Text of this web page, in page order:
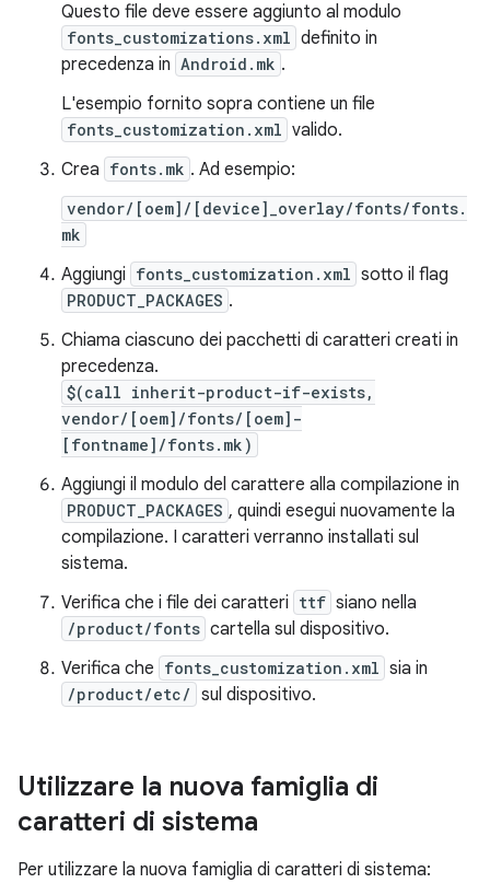
Questo file deve essere aggiunto al modulo
fonts_customizations.xml definito in
precedenza in Android.mk .
L'esempio fornito sopra contiene un file
fonts_customization.xml valido.
Crea fonts.mk . Ad esempio:
vendor/[oem]/[device]_overlay/fonts/fonts.
mk
Aggiungi fonts_customization.xml sotto il flag
PRODUCT_PACKAGES .
Chiama ciascuno dei pacchetti di caratteri creati in
precedenza.
$(call inherit-product-if-exists,
vendor/[oem]/fonts/[oem]-
[fontname]/fonts.mk)
Aggiungi il modulo del carattere alla compilazione in
PRODUCT_PACKAGES , quindi esegui nuovamente la
compilazione. I caratteri verranno installati sul
sistema.
Verifica che i file dei caratteri ttf siano nella
/product/fonts cartella sul dispositivo.
Verifica che fonts_customization.xml sia in
/product/etc/ sul dispositivo.
Utilizzare la nuova famiglia di
caratteri di sistema
Per utilizzare la nuova famiglia di caratteri di sistema: